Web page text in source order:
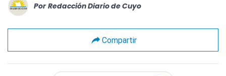
Por Redacción Diario de Cuyo
Compartir